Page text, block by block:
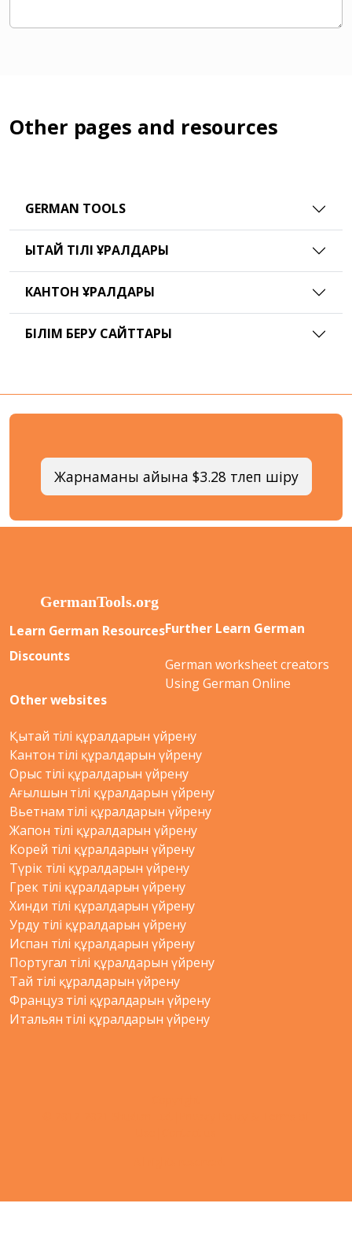
Other pages and resources
GERMAN TOOLS
ҚЫТАЙ ТІЛІ ҚҰРАЛДАРЫ
КАНТОН ҚҰРАЛДАРЫ
БІЛІМ БЕРУ САЙТТАРЫ
Жарнаманы айына $3.28 төлеп өшіру
Learn German Resources
Discounts
Further Learn German
German worksheet creators
Using German Online
Other websites
Қытай тілі құралдарын үйрену
Кантон тілі құралдарын үйрену
Орыс тілі құралдарын үйрену
Ағылшын тілі құралдарын үйрену
Вьетнам тілі құралдарын үйрену
Жапон тілі құралдарын үйрену
Корей тілі құралдарын үйрену
Түрік тілі құралдарын үйрену
Грек тілі құралдарын үйрену
Хинди тілі құралдарын үйрену
Урду тілі құралдарын үйрену
Испан тілі құралдарын үйрену
Португал тілі құралдарын үйрену
Тай тілі құралдарын үйрену
Француз тілі құралдарын үйрену
Итальян тілі құралдарын үйрену